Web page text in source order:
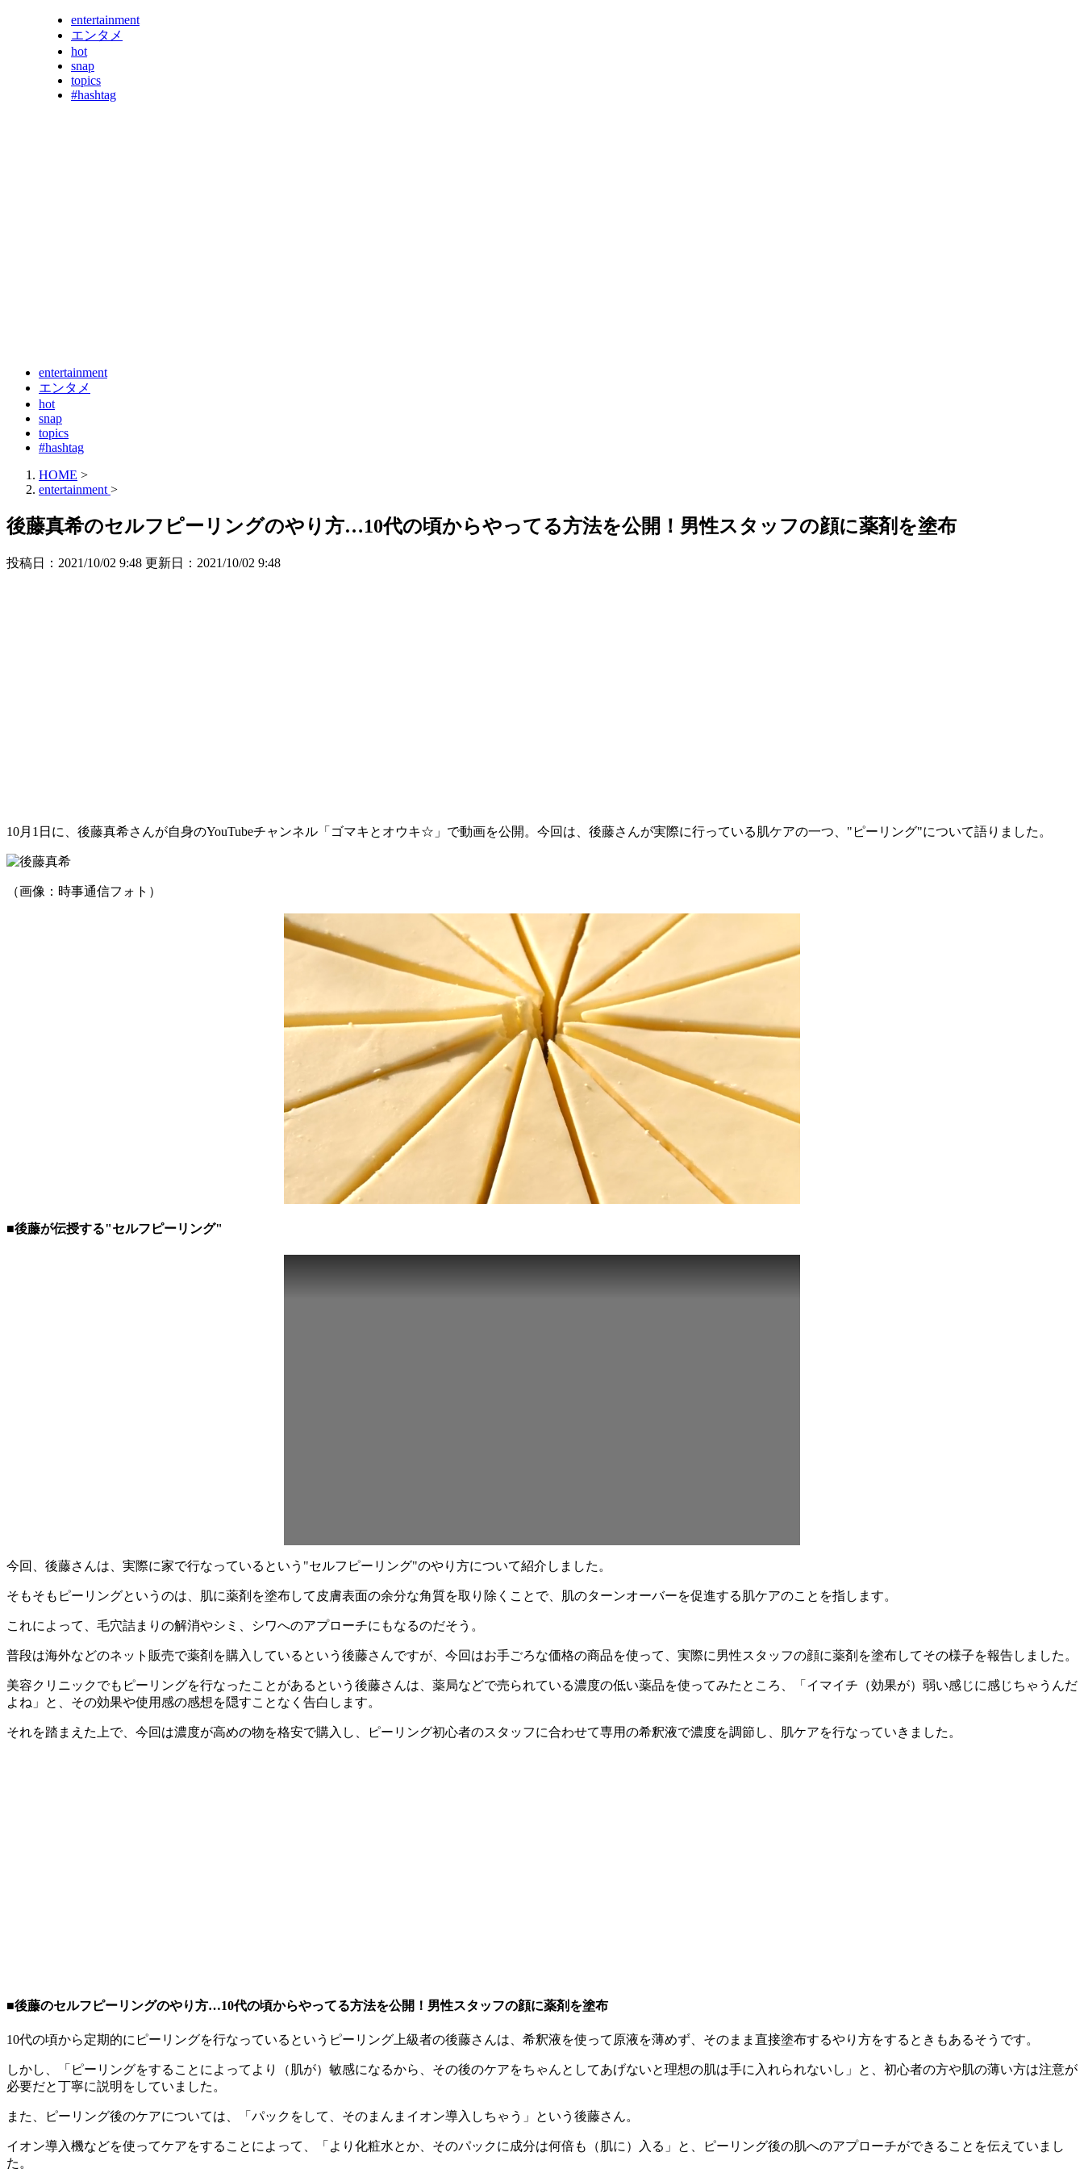
entertainment
エンタメ
hot
snap
topics
#hashtag
entertainment
エンタメ
hot
snap
topics
#hashtag
HOME >
entertainment >
後藤真希のセルフピーリングのやり方…10代の頃からやってる方法を公開！男性スタッフの顔に薬剤を塗布
投稿日：2021/10/02 9:48 更新日： 2021/10/02 9:48
10月1日に、後藤真希さんが自身のYouTubeチャンネル「ゴマキとオウキ☆」で動画を公開。今回は、後藤さんが実際に行っている肌ケアの一つ、"ピーリング"について語りました。
（画像：時事通信フォト）
■後藤が伝授する"セルフピーリング"
今回、後藤さんは、実際に家で行なっているという"セルフピーリング"のやり方について紹介しました。
そもそもピーリングというのは、肌に薬剤を塗布して皮膚表面の余分な角質を取り除くことで、肌のターンオーバーを促進する肌ケアのことを指します。
これによって、毛穴詰まりの解消やシミ、シワへのアプローチにもなるのだそう。
普段は海外などのネット販売で薬剤を購入しているという後藤さんですが、今回はお手ごろな価格の商品を使って、実際に男性スタッフの顔に薬剤を塗布してその様子を報告しました。
美容クリニックでもピーリングを行なったことがあるという後藤さんは、薬局などで売られている濃度の低い薬品を使ってみたところ、「イマイチ（効果が）弱い感じに感じちゃうんだ
よね」と、その効果や使用感の感想を隠すことなく告白します。
それを踏まえた上で、今回は濃度が高めの物を格安で購入し、ピーリング初心者のスタッフに合わせて専用の希釈液で濃度を調節し、肌ケアを行なっていきました。
■後藤のセルフピーリングのやり方…10代の頃からやってる方法を公開！男性スタッフの顔に薬剤を塗布
10代の頃から定期的にピーリングを行なっているというピーリング上級者の後藤さんは、希釈液を使って原液を薄めず、そのまま直接塗布するやり方をするときもあるそうです。
しかし、「ピーリングをすることによってより（肌が）敏感になるから、その後のケアをちゃんとしてあげないと理想の肌は手に入れられないし」と、初心者の方や肌の薄い方は注意が
必要だと丁寧に説明をしていました。
また、ピーリング後のケアについては、「パックをして、そのまんまイオン導入しちゃう」という後藤さん。
イオン導入機などを使ってケアをすることによって、「より化粧水とか、そのパックに成分は何倍も（肌に）入る」と、ピーリング後の肌へのアプローチができることを伝えていまし
た。